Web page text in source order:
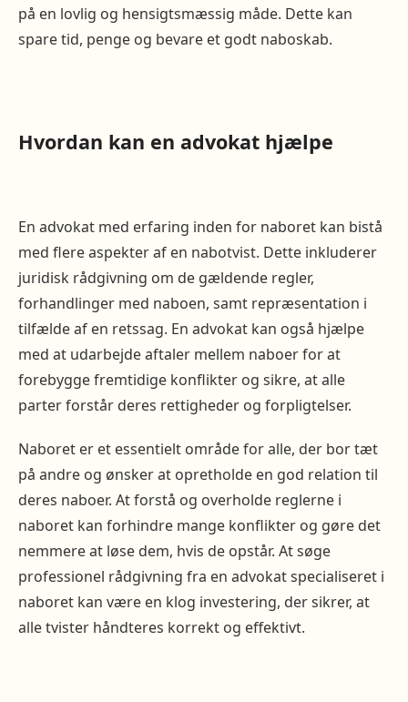
på en lovlig og hensigtsmæssig måde. Dette kan
spare tid, penge og bevare et godt naboskab.
Hvordan kan en advokat hjælpe
En advokat med erfaring inden for naboret kan bistå
med flere aspekter af en nabotvist. Dette inkluderer
juridisk rådgivning om de gældende regler,
forhandlinger med naboen, samt repræsentation i
tilfælde af en retssag. En advokat kan også hjælpe
med at udarbejde aftaler mellem naboer for at
forebygge fremtidige konflikter og sikre, at alle
parter forstår deres rettigheder og forpligtelser.
Naboret er et essentielt område for alle, der bor tæt
på andre og ønsker at opretholde en god relation til
deres naboer. At forstå og overholde reglerne i
naboret kan forhindre mange konflikter og gøre det
nemmere at løse dem, hvis de opstår. At søge
professionel rådgivning fra en advokat specialiseret i
naboret kan være en klog investering, der sikrer, at
alle tvister håndteres korrekt og effektivt.